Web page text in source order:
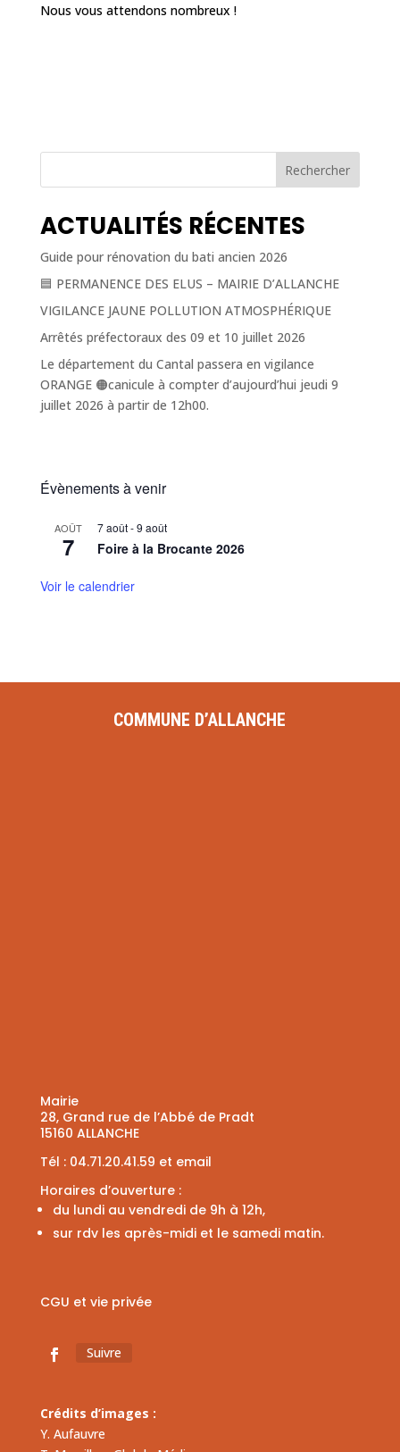
Nous vous attendons nombreux !
Rechercher
ACTUALITÉS RÉCENTES
Guide pour rénovation du bati ancien 2026
🟦 PERMANENCE DES ELUS – MAIRIE D’ALLANCHE
VIGILANCE JAUNE POLLUTION ATMOSPHÉRIQUE
Arrêtés préfectoraux des 09 et 10 juillet 2026
Le département du Cantal passera en vigilance
ORANGE 🟠canicule à compter d’aujourd’hui jeudi 9
juillet 2026 à partir de 12h00.
Évènements à venir
AOÛT
7
7 août-9 août
Foire à la Brocante 2026
Voir le calendrier
COMMUNE D’ALLANCHE
Mairie
28, Grand rue de l’Abbé de Pradt
15160 ALLANCHE
Tél : 04.71.20.41.59 et email
Horaires d’ouverture :
du lundi au vendredi de 9h à 12h,
sur rdv les après-midi et le samedi matin.
CGU et vie privée
Suivre
Crédits d’images :
Y. Aufauvre